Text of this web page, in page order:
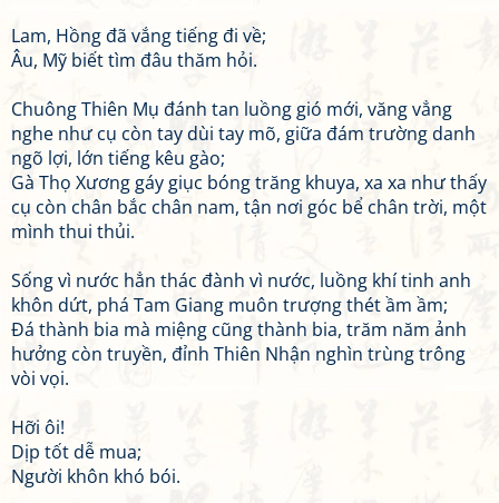
Lam, Hồng đã vắng tiếng đi về;
Âu, Mỹ biết tìm đâu thăm hỏi.
Chuông Thiên Mụ đánh tan luồng gió mới, văng vẳng
nghe như cụ còn tay dùi tay mõ, giữa đám trường danh
ngõ lợi, lớn tiếng kêu gào;
Gà Thọ Xương gáy giục bóng trăng khuya, xa xa như thấy
cụ còn chân bắc chân nam, tận nơi góc bể chân trời, một
mình thui thủi.
Sống vì nước hẳn thác đành vì nước, luồng khí tinh anh
khôn dứt, phá Tam Giang muôn trượng thét ầm ầm;
Đá thành bia mà miệng cũng thành bia, trăm năm ảnh
hưởng còn truyền, đỉnh Thiên Nhận nghìn trùng trông
vòi vọi.
Hỡi ôi!
Dịp tốt dễ mua;
Người khôn khó bói.